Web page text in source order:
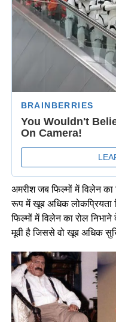
अमरीश जब फिल्मों में विलेन
रूप में खूब अधिक लोकप्रियता
फिल्मों में विलेन का रोल
मूवी है जिससे वो खूब अधिक